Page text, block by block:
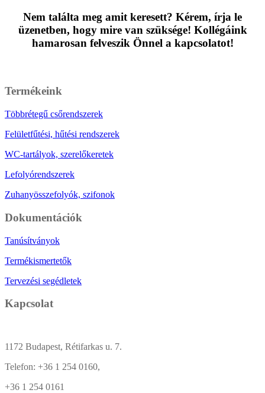
Nem találta meg amit keresett? Kérem, írja le
üzenetben, hogy mire van szüksége! Kollégáink
hamarosan felveszik Önnel a kapcsolatot!
Termékeink
Többrétegű csőrendszerek
Felületfűtési, hűtési rendszerek
WC-tartályok, szerelőkeretek
Lefolyórendszerek
Zuhanyösszefolyók, szifonok
Dokumentációk
Tanúsítványok
Termékismertetők
Tervezési segédletek
Kapcsolat
1172 Budapest, Rétifarkas u. 7.
Telefon: +36 1 254 0160,
+36 1 254 0161